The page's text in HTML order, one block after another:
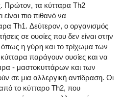
Πρώτον, τα κύτταρα Th2
είναι πιο πιθανό να
Th1. Δεύτερον, ο οργανισμός
σε ουσίες που δεν είναι στην
η γύρη και το τρίχωμα των
παράγουν ουσίες και να
- μαστοκυττάρων και των
σε μια αλλεργική αντίδραση. Οι
το κύτταρο Th2, που